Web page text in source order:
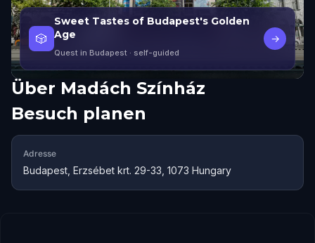
🎲
Sweet Tastes of Budapest's Golden
Age
Quest in Budapest · self-guided
→
Über Madách Színház
Besuch planen
Adresse
Budapest, Erzsébet krt. 29-33, 1073 Hungary